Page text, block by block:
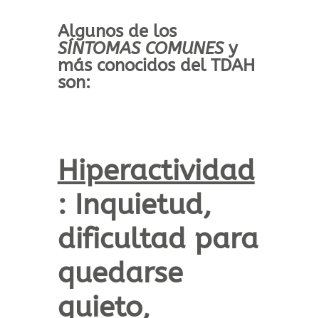
Algunos de los
SÍNTOMAS COMUNESy
más conocidos del TDAH
son:
Hiperactividad
: Inquietud,
dificultad para
quedarse
quieto,